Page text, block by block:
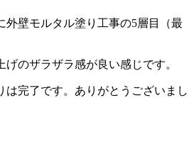
外壁モルタル塗り工事の5層目（最
のザラザラ感が良い感じです。
は完了です。ありがとうございまし